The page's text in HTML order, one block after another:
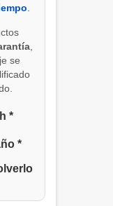
se
*
*